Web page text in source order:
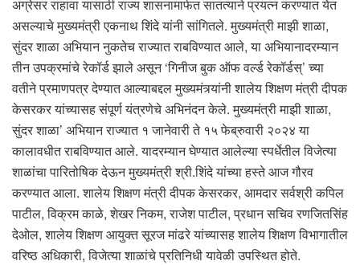
अग्रेसर राहावा यासाठी राज्य शासनामार्फत सातत्याने प्रयत्न करण्यात येत
असल्याचे मुख्यमंत्री एकनाथ शिंदे यांनी सांगितले. मुख्यमंत्री माझी शाळा,
सुंदर शाळा अभियान नुकतेच राज्यात राबविण्यात आले, या अभियानादरम्यान
तीन उपक्रमांचे रेकॉर्ड झाले असून ‘गिनीज बुक ऑफ वर्ल्ड रेकॉर्डस्’ च्या
वतीने प्रमाणपत्र देण्यात आल्याबद्दल मुख्यमंत्र्यांनी शालेय शिक्षण मंत्री दीपक
केसरकर यांच्यासह संपूर्ण यंत्रणेचे अभिनंदन केले. मुख्यमंत्री माझी शाळा,
सुंदर शाळा’ अभियान राज्यात १ जानेवारी ते १५ फेब्रुवारी २०२४ या
कालावधीत राबविण्यात आले. यादरम्यान घेण्यात आलेल्या स्पर्धेतील विजेत्या
शाळांचा पारितोषिक देऊन मुख्यमंत्री श्री.शिंदे यांच्या हस्ते आज गौरव
करण्यात आला. शालेय शिक्षण मंत्री दीपक केसरकर, आमदार सर्वश्री कपिल
पाटील, विक्रम काळे, शेखर निकम, राजेश पाटील, प्रधान सचिव रणजितसिंह
देओल, शालेय शिक्षण आयुक्त सूरज मांढरे यांच्यासह शालेय शिक्षण विभागातील
वरिष्ठ अधिकारी, विजेत्या शाळांचे प्रतिनिधी यावेळी उपस्थित होते.